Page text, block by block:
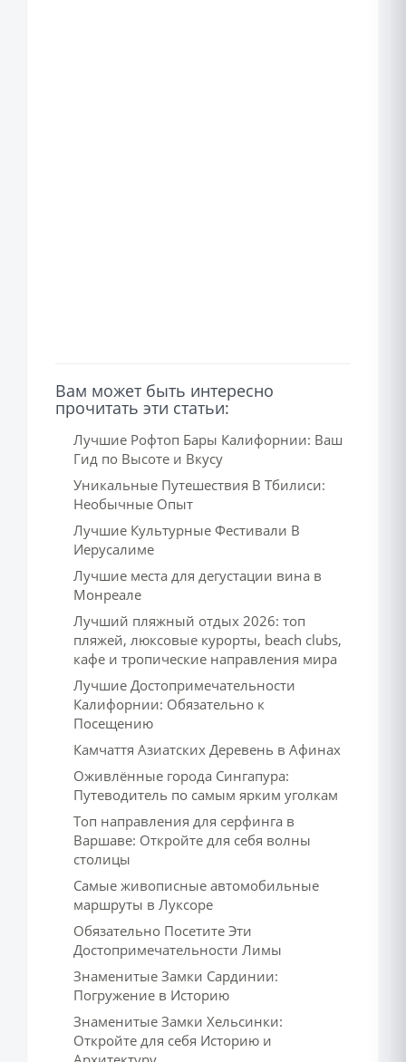
Вам может быть интересно
прочитать эти статьи:
Лучшие Рофтоп Бары Калифорнии: Ваш
Гид по Высоте и Вкусу
Уникальные Путешествия В Тбилиси:
Необычные Опыт
Лучшие Культурные Фестивали В
Иерусалиме
Лучшие места для дегустации вина в
Монреале
Лучший пляжный отдых 2026: топ
пляжей, люксовые курорты, beach clubs,
кафе и тропические направления мира
Лучшие Достопримечательности
Калифорнии: Обязательно к
Посещению
Камчаття Азиатских Деревень в Афинах
Оживлённые города Сингапура:
Путеводитель по самым ярким уголкам
Топ направления для серфинга в
Варшаве: Откройте для себя волны
столицы
Самые живописные автомобильные
маршруты в Луксоре
Обязательно Посетите Эти
Достопримечательности Лимы
Знаменитые Замки Сардинии:
Погружение в Историю
Знаменитые Замки Хельсинки:
Откройте для себя Историю и